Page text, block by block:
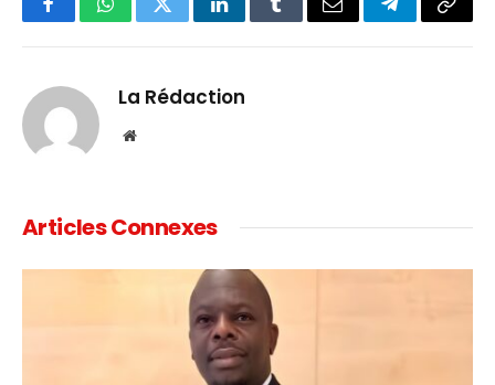
FacebookWhatsAppTwitterLinkedInTumblrEmail TelegramCopy
La Rédaction
Website
Articles Connexes